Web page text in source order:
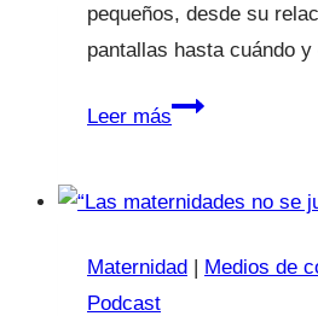
pequeños, desde su
pantallas hasta cuándo
Leer másEl
Maternidad | Medios de
Podcast